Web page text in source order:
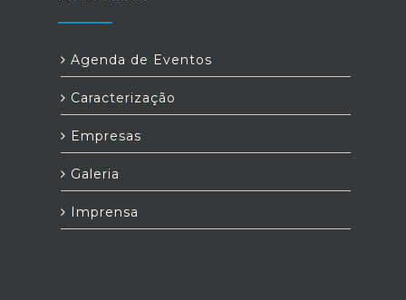
Agenda de Eventos
Caracterização
Empresas
Galeria
Imprensa